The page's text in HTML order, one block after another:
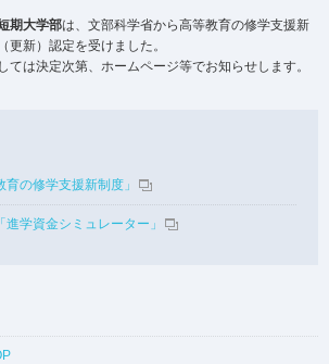
期大学部は、文部科学省から高等教育の修学支援新
更新）認定を受けました。
ては決定次第、ホームページ等でお知らせします。
の修学支援新制度」
学資金シミュレーター」